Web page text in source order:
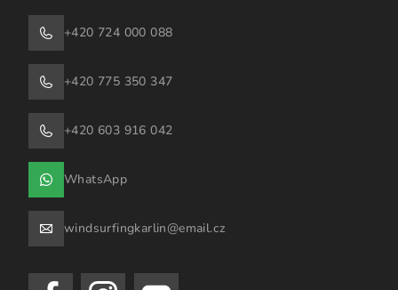
+420 724 000 088
+420 775 350 347
+420 603 916 042
WhatsApp
windsurfingkarlin@email.cz